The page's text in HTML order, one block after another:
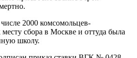
2000 комсомольцев-
месту сбора в Москве и оттуда была
школу.